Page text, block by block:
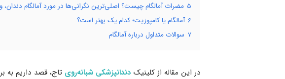
5 مضرات آمالگام چیست؟ اصلی‌ترین نگرانی‌ها در مورد آمالگام
6 آمالگام یا کامپوزیت؛ کدام یک بهتر است؟
7 سوالات متداول درباره آمالگام
در این مقاله از کلینیک دندانپزشکی شبانه‌روی تاج، قصد داریم به